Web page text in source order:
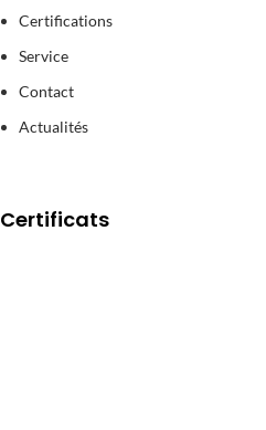
Certifications
Service
Contact
Actualités
Certificats